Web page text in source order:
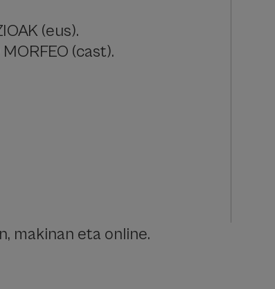
(eus).
MORFEO (cast).
makinan eta online.